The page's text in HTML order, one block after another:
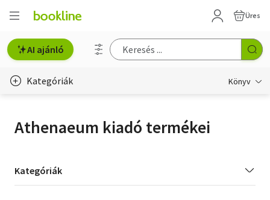
Üres
AI ajánló
Kategóriák Könyv
Erotika
Hobbi, szabadidő
Athenaeum kiadó termékei
Kategória
szűrés
Kategóriák